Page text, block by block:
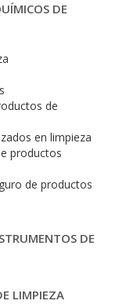
DE
de
en limpieza
productos
de productos
DE
LIMPIEZA